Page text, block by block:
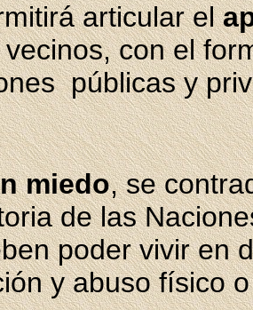
articular el
con el
públicas y
miedo, se
de las
poder vivir en
y abuso físico o